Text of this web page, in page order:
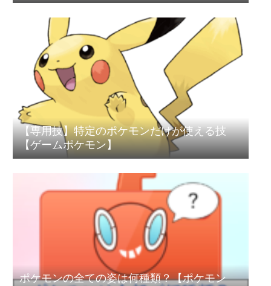
【専用技】特定のポケモンだけが使える技
【ゲームポケモン】
ポケモンの全ての姿は何種類？【ポケモン